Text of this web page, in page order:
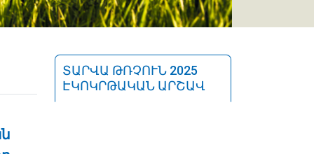
ՏԱՐՎԱ ԹՌՉՈՒՆ 2025
ԷԿՈԿՐԹԱԿԱՆ ԱՐՇԱՎ